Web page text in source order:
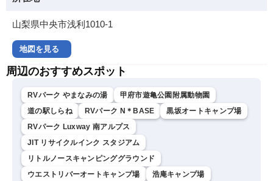
山梨県中央市浅利1010-1
地図を見る
周辺のおすすめスポット
RVパーク やまなみの湯
甲府市遊亀公園附属動物園
道の駅しらね
RVパーク N＊BASE
黒坂オートキャンプ場
RVパーク Luxway 南アルプス
JIT リサイクルインク スタジアム
リトルノースキャンピンググラウンド
ウエストリバーオートキャンプ場
浩庵キャンプ場